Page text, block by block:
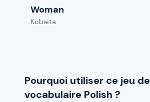
Woman
Kobieta
Pourquoi utiliser ce jeu de
vocabulaire Polish ?